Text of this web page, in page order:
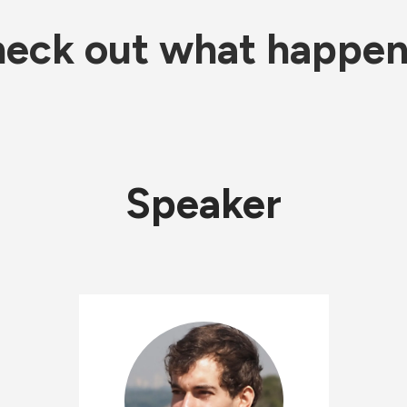
out what
Speaker